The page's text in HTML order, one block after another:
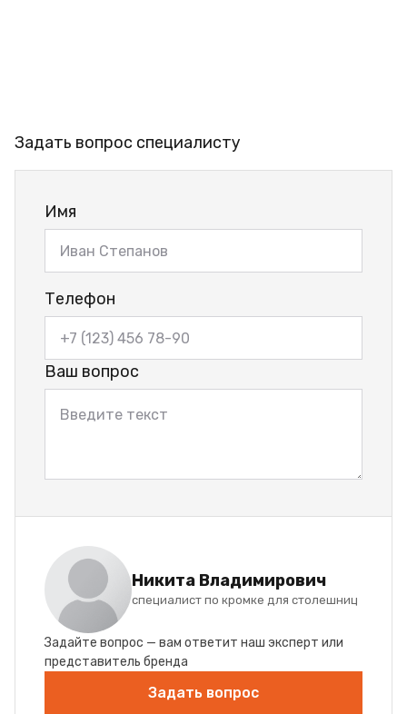
Задать вопрос специалисту
Имя
Телефон
Ваш вопрос
Никита Владимирович
специалист по кромке для столешниц
Задайте вопрос — вам ответит наш эксперт или
представитель бренда
Задать вопрос